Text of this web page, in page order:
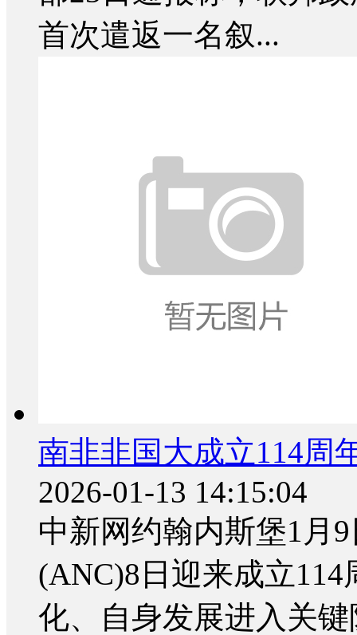
首次遣返一名叙...
南非非国大成立114周
2026-01-13 14:15:04
中新网约翰内斯堡1月
(ANC)8日迎来成立
化、自身发展进入关键